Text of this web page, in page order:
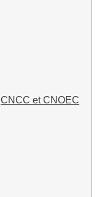
CNCC et CNOEC